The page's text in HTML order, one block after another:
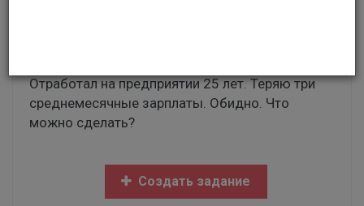
Отработал на предприятии 25 лет. Теряю три
среднемесячные зарплаты. Обидно. Что
можно сделать?
Создать задание